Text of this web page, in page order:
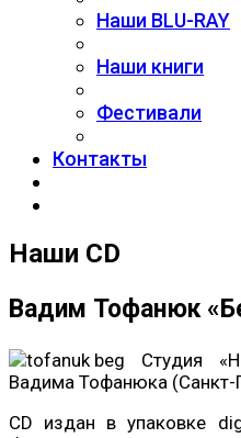
Наши BLU-RAY
Наши книги
Фестивали
Контакты
Наши CD
Вадим Тофанюк
Студия
Вадима Тофанюка (Санкт-
CD издан в упаковке